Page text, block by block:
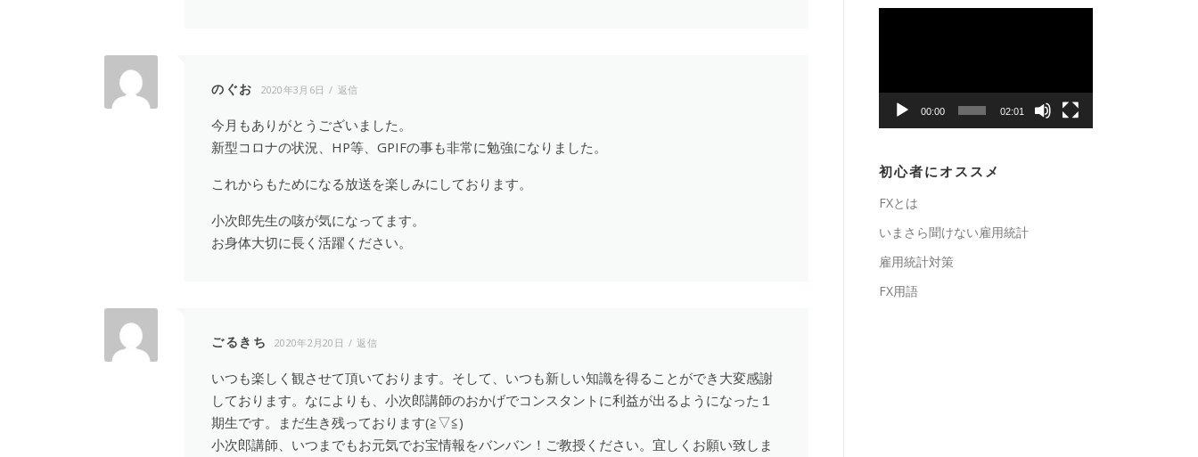
のぐお 2020年3月6日 返信
今月もありがとうございました。
新型コロナの状況、HP等、GPIFの事も非常に勉強になりました。
これからもためになる放送を楽しみにしております。
小次郎先生の咳が気になってます。
お身体大切に長く活躍ください。
ごるきち 2020年2月20日 返信
いつも楽しく観させて頂いております。そして、いつも新しい知識を得ることができ大変感謝
しております。なによりも、小次郎講師のおかげでコンスタントに利益が出るようになった１
期生です。まだ生き残っております(≧▽≦)
小次郎講師、いつまでもお元気でお宝情報をバンバン！ご教授ください。宜しくお願い致しま
ヤ
00:00 02:01
初心者にオススメ
FXとは
いまさら聞けない雇用統計
雇用統計対策
FX用語